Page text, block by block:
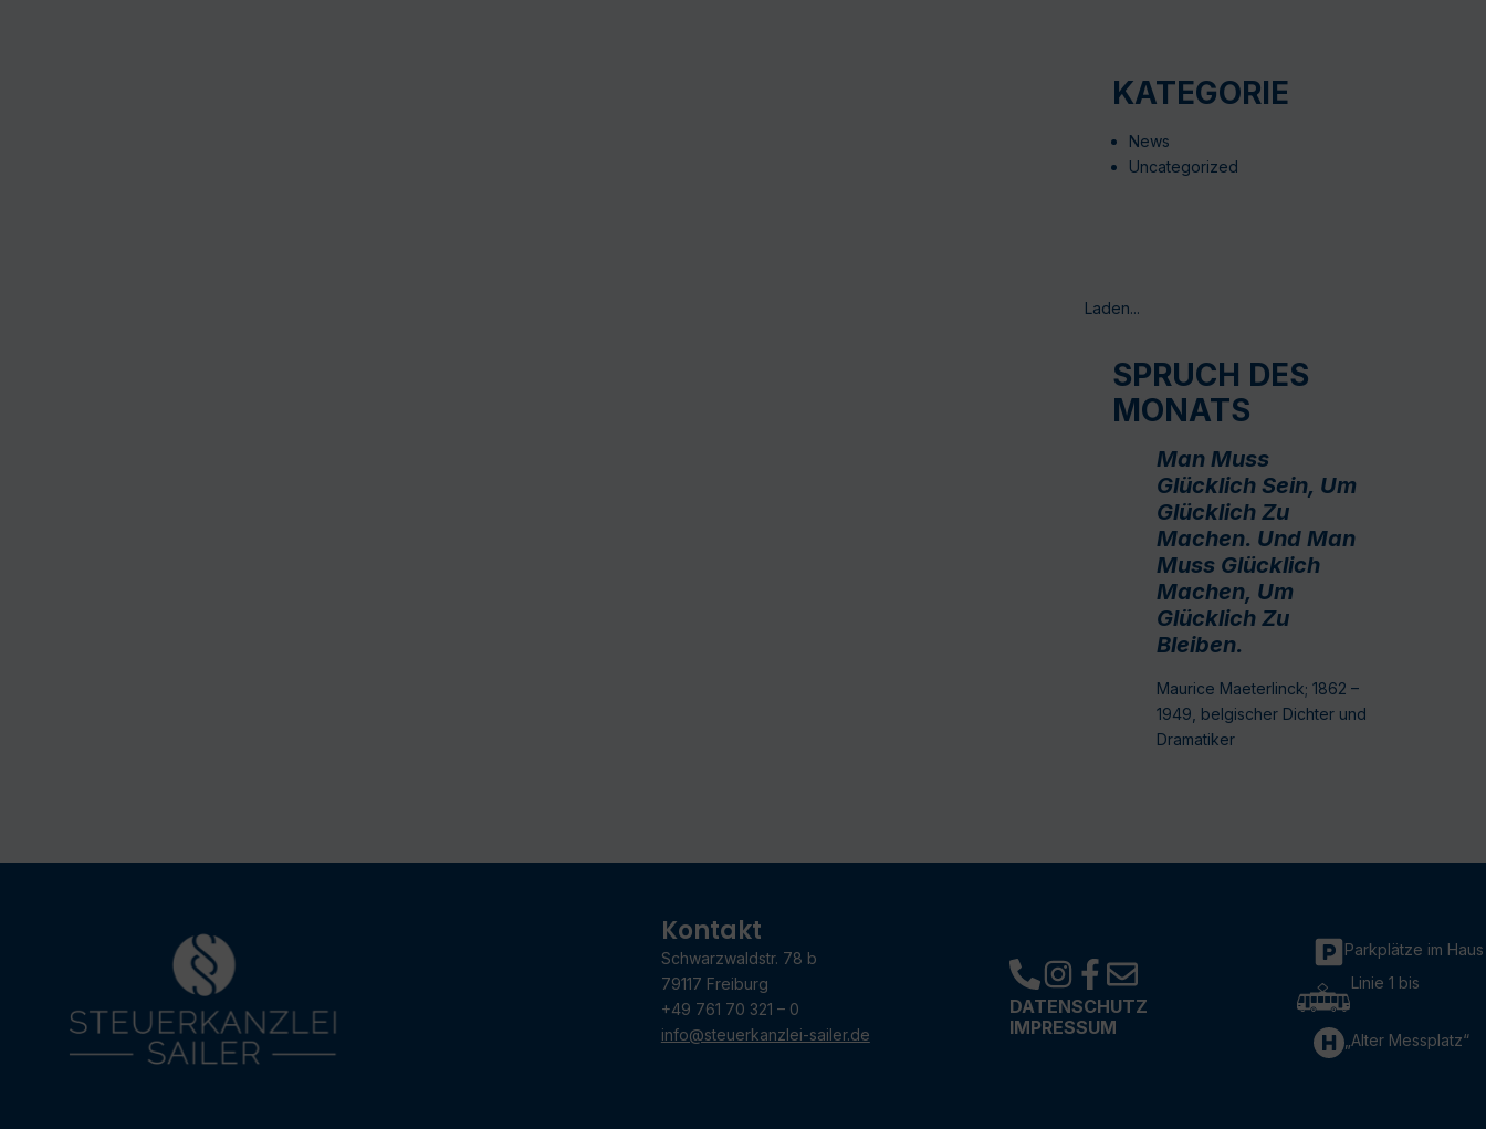
KATEGORIE
News
Uncategorized
Laden...
SPRUCH DES
MONATS
Man Muss
Glücklich Sein, Um
Glücklich Zu
Machen. Und Man
Muss Glücklich
Machen, Um
Glücklich Zu
Bleiben.
Maurice Maeterlinck; 1862 –
1949, belgischer Dichter und
Dramatiker
Kontakt
Schwarzwaldstr. 78 b
79117 Freiburg
+49 761 70 321 – 0
info@steuerkanzlei-sailer.de
DATENSCHUTZ
IMPRESSUM
Parkplätze im Haus
Linie 1 bis
„Alter Messplatz“